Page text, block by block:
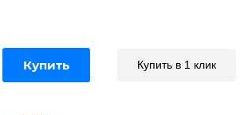
Купить в 1 клик